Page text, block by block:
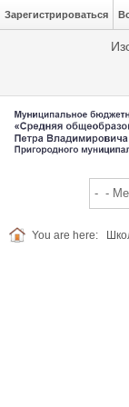
Зарегистрироваться
You are here: